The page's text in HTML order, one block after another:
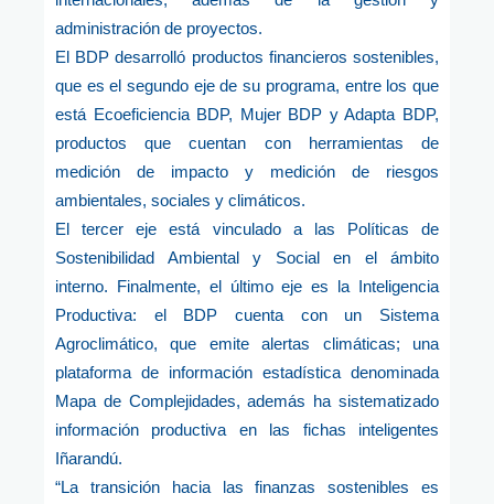
administración de proyectos.
El BDP desarrolló productos financieros sostenibles,
que es el segundo eje de su programa, entre los que
está Ecoeficiencia BDP, Mujer BDP y Adapta BDP,
productos que cuentan con herramientas de
medición de impacto y medición de riesgos
ambientales, sociales y climáticos.
El tercer eje está vinculado a las Políticas de
Sostenibilidad Ambiental y Social en el ámbito
interno. Finalmente, el último eje es la Inteligencia
Productiva: el BDP cuenta con un Sistema
Agroclimático, que emite alertas climáticas; una
plataforma de información estadística denominada
Mapa de Complejidades, además ha sistematizado
información productiva en las fichas inteligentes
Iñarandú.
“La transición hacia las finanzas sostenibles es